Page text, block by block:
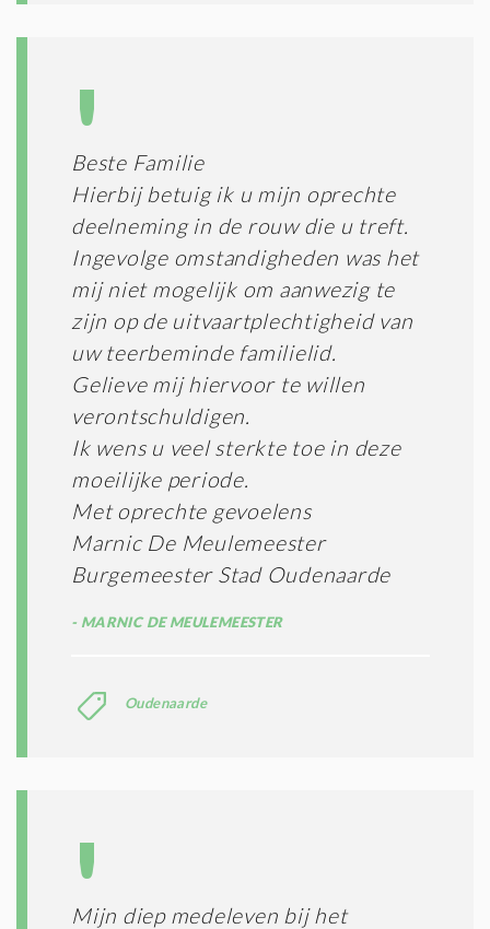
Beste Familie
Hierbij betuig ik u mijn oprechte
deelneming in de rouw die u treft.
Ingevolge omstandigheden was het
mij niet mogelijk om aanwezig te
zijn op de uitvaartplechtigheid van
uw teerbeminde familielid.
Gelieve mij hiervoor te willen
verontschuldigen.
Ik wens u veel sterkte toe in deze
moeilijke periode.
Met oprechte gevoelens
Marnic De Meulemeester
Burgemeester Stad Oudenaarde
MARNIC DE MEULEMEESTER
Oudenaarde
Mijn diep medeleven bij het